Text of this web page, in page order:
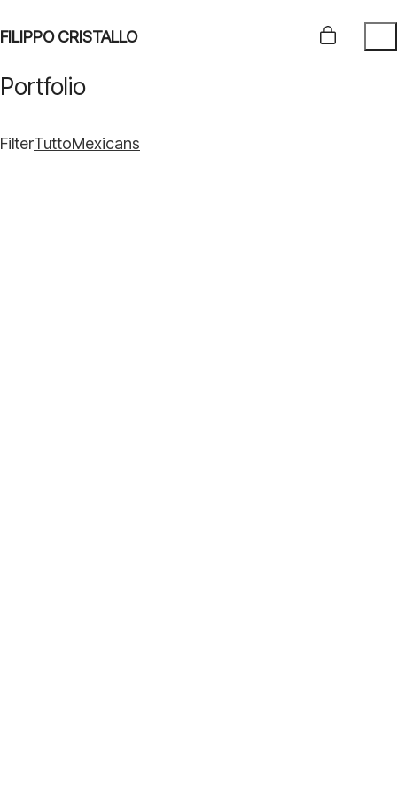
FILIPPO CRISTALLO
Portfolio
FilterTuttoMexicans